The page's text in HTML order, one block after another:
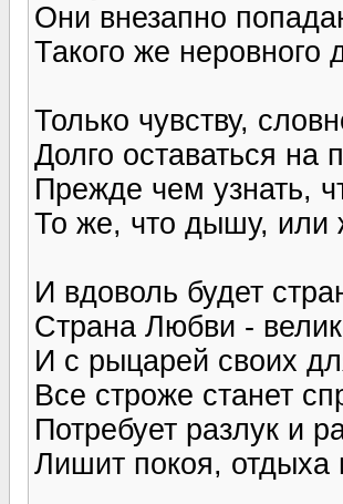
Они внезапно
Такого же неровного
Только чувству,
Долго оставаться на
Прежде чем узнать,
То же, что дышу, или
И вдоволь будет
Страна Любви -
И с рыцарей своих
Все строже станет
Потребует разлук и
Лишит покоя, отдыха